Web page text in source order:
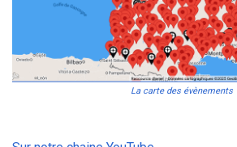
La carte des évènements